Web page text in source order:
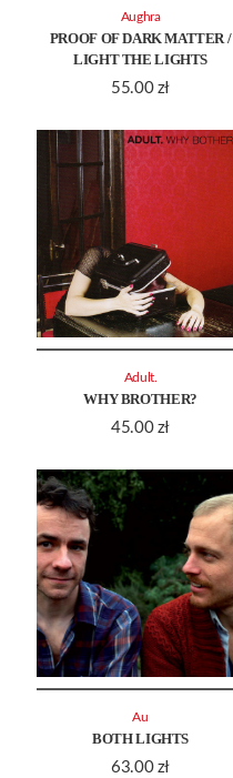
PROOF OF DARK MATTER /
LIGHT THE LIGHTS
55.00 zł
Aughra
WHY BROTHER?
45.00 zł
Adult.
BOTH LIGHTS
63.00 zł
Au